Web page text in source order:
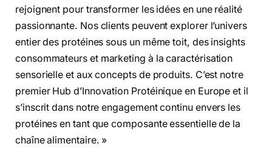
rejoignent pour transformer les idées en une réalité
passionnante. Nos clients peuvent explorer l’univers
entier des protéines sous un même toit, des insights
consommateurs et marketing à la caractérisation
sensorielle et aux concepts de produits. C’est notre
premier Hub d’Innovation Protéinique en Europe et il
s’inscrit dans notre engagement continu envers les
protéines en tant que composante essentielle de la
chaîne alimentaire. »